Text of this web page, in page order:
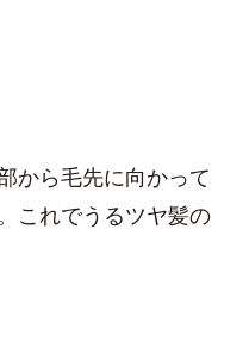
から毛先に向かって
これでうるツヤ髪の